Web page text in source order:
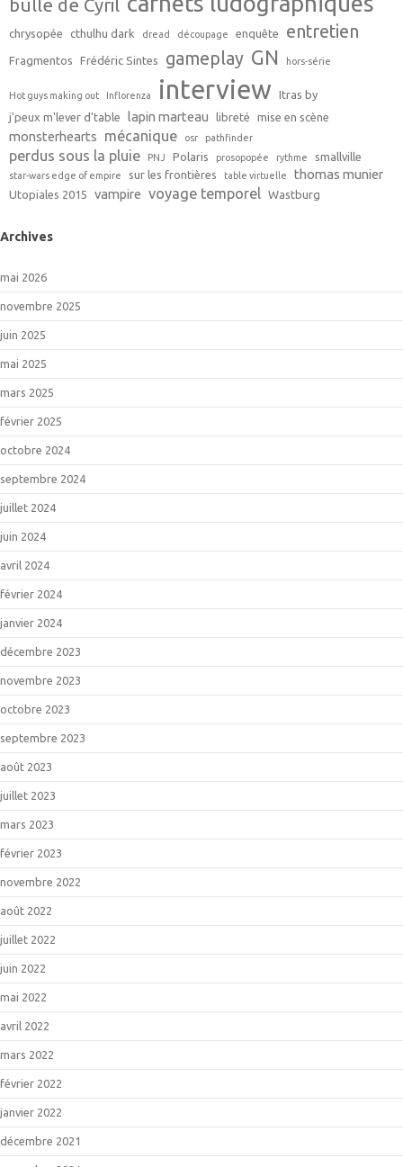
bulle de Cyril
chrysopée cthulhu dark dread découpage enquête entretien
Fragmentos Frédéric Sintes gameplay GN hors-série
Hot guys making out Inflorenza interview
Itras by
j'peux m'lever d'table
lapin marteau libreté mise en scène
monsterhearts mécanique osr pathfinder
perdus sous la pluie PNJ Polaris prosopopée rythme smallville
star-wars edge of empire sur les frontières table virtuelle thomas munier
Utopiales 2015 vampire voyage temporel Wastburg
Archives
mai 2026
novembre 2025
juin 2025
mai 2025
mars 2025
février 2025
octobre 2024
septembre 2024
juillet 2024
juin 2024
avril 2024
février 2024
janvier 2024
décembre 2023
novembre 2023
octobre 2023
septembre 2023
août 2023
juillet 2023
mars 2023
février 2023
novembre 2022
août 2022
juillet 2022
juin 2022
mai 2022
avril 2022
mars 2022
février 2022
janvier 2022
décembre 2021